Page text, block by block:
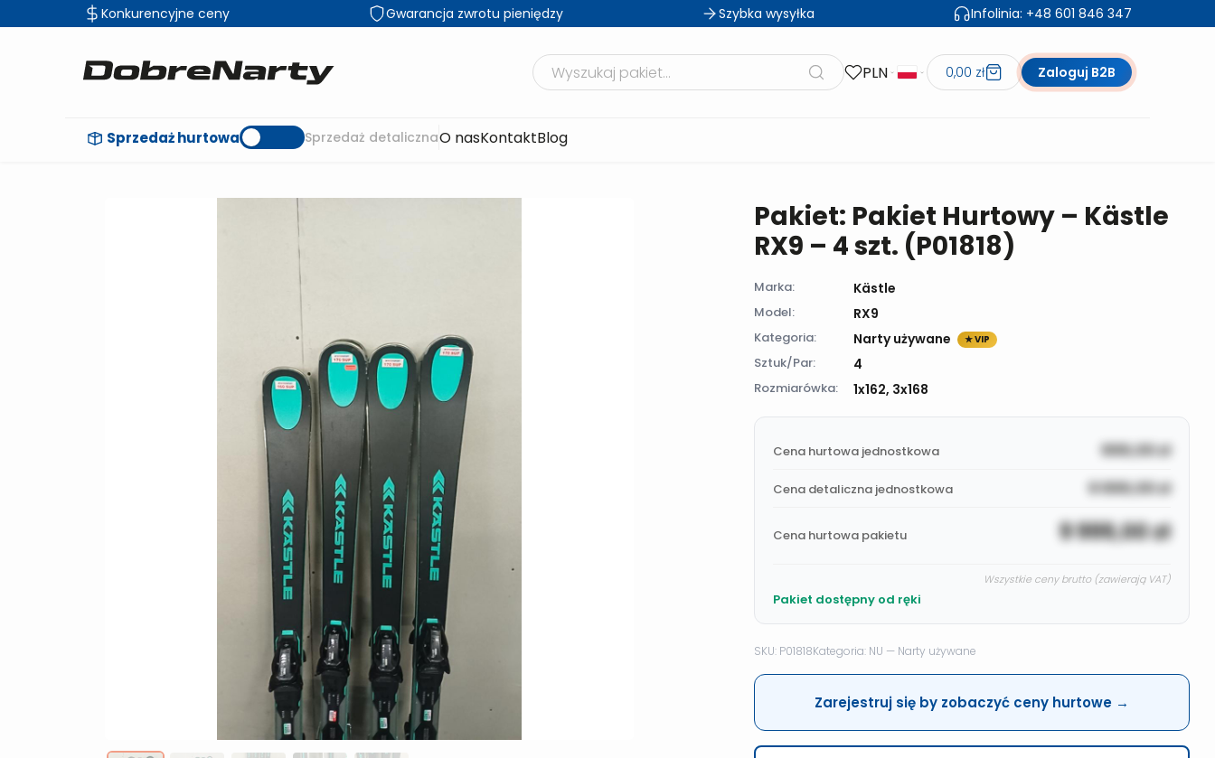
Konkurencyjne ceny Gwarancja zwrotu pieniędzy Szybka wysyłka Infolinia: +48 601 846 347
Szukaj produktów PLN 0,00 zł Zaloguj B2B
Sprzedaż hurtowa Sprzedaż detalicznaO nasKontaktBlog
Pakiet: Pakiet Hurtowy – Kästle
RX9 – 4 szt. (P01818)
Marka: Kästle
Model: RX9
Kategoria: Narty używane ★ VIP
Sztuk/Par: 4
Rozmiarówka: 1x162, 3x168
Cena hurtowa jednostkowa 999,00zł
Cena detaliczna jednostkowa 9 999,00zł
Cena hurtowa pakietu 9 999,00zł
Wszystkie ceny brutto (zawierają VAT)
Pakiet dostępny od ręki
SKU: P01818Kategoria: NU — Narty używane
Zarejestruj się by zobaczyć ceny hurtowe →